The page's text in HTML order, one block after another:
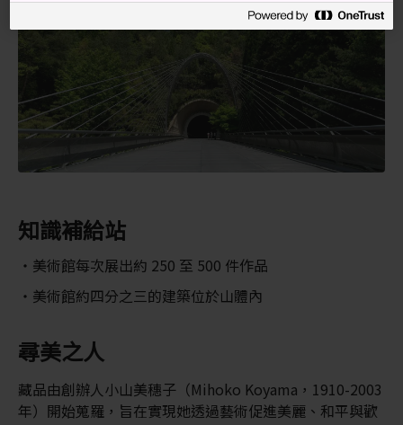
知識補給站
美術館每次展出約 250 至 500 件作品
美術館約四分之三的建築位於山體內
尋美之人
藏品由創辦人小山美穗子（Mihoko Koyama，1910-2003
年）開始蒐羅，旨在實現她透過藝術促進美麗、和平與歡